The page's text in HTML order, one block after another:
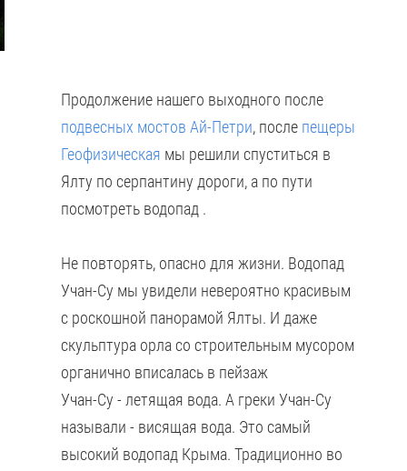
Продолжение нашего выходного после
подвесных мостов Ай-Петри, после пещеры
Геофизическая мы решили спуститься в
Ялту по серпантину дороги, а по пути
посмотреть водопад .
Не повторять, опасно для жизни. Водопад
Учан-Су мы увидели невероятно красивым
с роскошной панорамой Ялты. И даже
скульптура орла со строительным мусором
органично вписалась в пейзаж
Учан-Су - летящая вода. А греки Учан-Су
называли - висящая вода. Это самый
высокий водопад Крыма. Традиционно во